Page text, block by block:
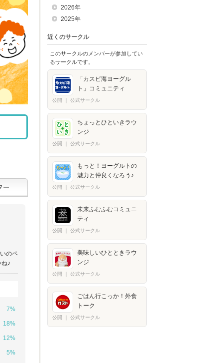
のペ
♪
7%
18%
12%
5%
2026年
2025年
近くのサークル
このサークルのメンバーが参加してい
るサークルです。
「カスピ海ヨーグル
ト」コミュニティ
公開 公式サークル
ちょっとひといきラウ
ンジ
公開 公式サークル
もっと！ヨーグルトの
魅力と仲良くなろう♪
公開 公式サークル
未来ふむふむコミュニ
ティ
公開 公式サークル
美味しいひとときラウ
ンジ
公開 公式サークル
ごはん行こっか！外食
トーク
公開 公式サークル